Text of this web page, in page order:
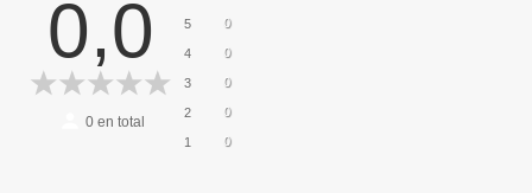
0,0
0en total
5 0
4 0
3 0
2 0
1 0